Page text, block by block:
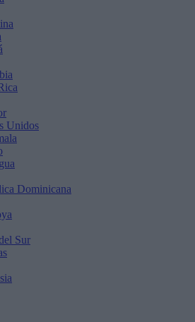
Unidos
Dominicana
Sur